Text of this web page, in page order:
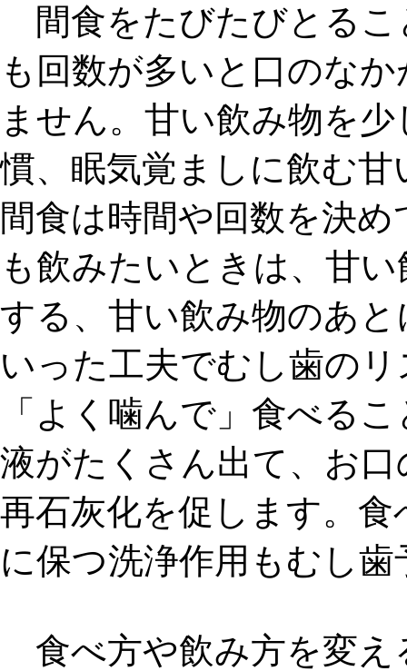
間食をたびたびとるこ
も 回数が多いと口のな
ません。甘い飲み物を
慣、眠気覚ましに飲む
間食は時間や回数を決め
も飲みたいときは、甘
する 、甘い飲み物のあ
いった工夫でむし歯の
「よく噛んで」食べる
液がたくさん出て 、お
再石灰化を促します。
に保つ洗浄作用もむし
食べ方や飲み方を変え